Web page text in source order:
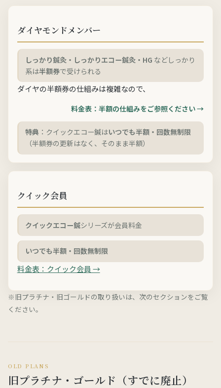
ダイヤモンドメンバー
しっかり鍼灸・しっかりエコー鍼灸・HG などしっかり
系は半額券で受けられる
ダイヤの半額券の仕組みは複雑なので、
料金表：半額の仕組みをご参照ください →
特典 ：クイックエコー鍼はいつでも半額・回数無制限
（半額券の更新はなく、そのまま半額）
クイック会員
クイックエコー鍼シリーズが会員料金
いつでも半額・回数無制限
料金表：クイック会員 →
※旧プラチナ・旧ゴールドの取り扱いは、次のセクションをご覧
ください。
OLD PLANS
旧プラチナ・ゴールド（すでに廃止）